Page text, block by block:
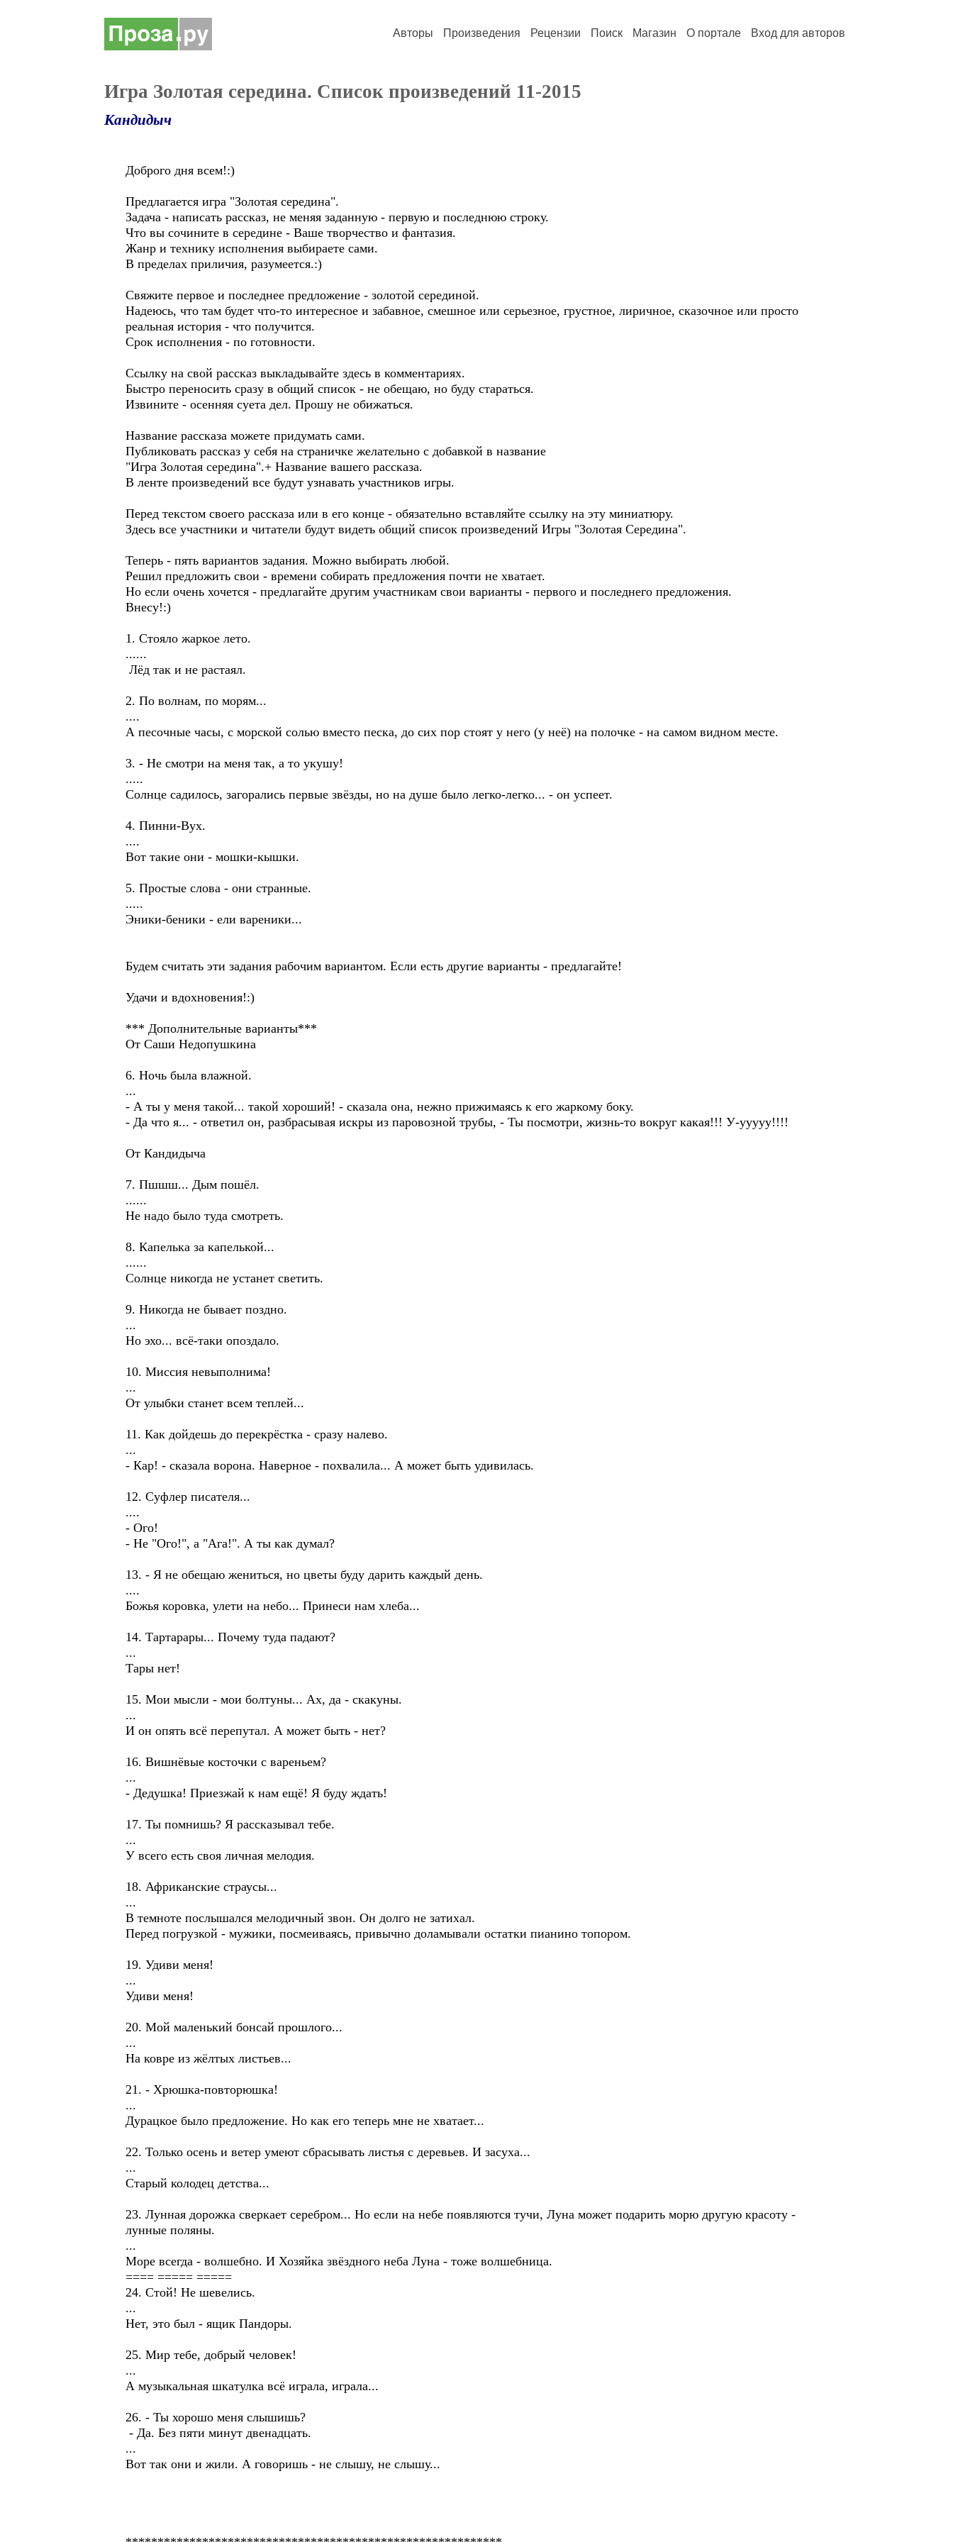
Авторы Произведения Рецензии Поиск Магазин О портале Вход для авторов
Игра Золотая середина. Список произведений 11-2015
Кандидыч
Доброго дня всем!:)
Предлагается игра "Золотая середина".
Задача - написать рассказ, не меняя заданную - первую и последнюю строку.
Что вы сочините в середине - Ваше творчество и фантазия.
Жанр и технику исполнения выбираете сами.
В пределах приличия, разумеется.:)
Свяжите первое и последнее предложение - золотой серединой.
Надеюсь, что там будет что-то интересное и забавное, смешное или серьезное, грустное, лиричное, сказочное или просто
реальная история - что получится.
Срок исполнения - по готовности.
Ссылку на свой рассказ выкладывайте здесь в комментариях.
Быстро переносить сразу в общий список - не обещаю, но буду стараться.
Извините - осенняя суета дел. Прошу не обижаться.
Название рассказа можете придумать сами.
Публиковать рассказ у себя на страничке желательно с добавкой в название
"Игра Золотая середина".+ Название вашего рассказа.
В ленте произведений все будут узнавать участников игры.
Перед текстом своего рассказа или в его конце - обязательно вставляйте ссылку на эту миниатюру.
Здесь все участники и читатели будут видеть общий список произведений Игры "Золотая Середина".
Теперь - пять вариантов задания. Можно выбирать любой.
Решил предложить свои - времени собирать предложения почти не хватает.
Но если очень хочется - предлагайте другим участникам свои варианты - первого и последнего предложения.
Внесу!:)
1. Стояло жаркое лето.
......
Лёд так и не растаял.
2. По волнам, по морям...
....
А песочные часы, с морской солью вместо песка, до сих пор стоят у него (у неё) на полочке - на самом видном месте.
3. - Не смотри на меня так, а то укушу!
.....
Солнце садилось, загорались первые звёзды, но на душе было легко-легко... - он успеет.
4. Пинни-Вух.
....
Вот такие они - мошки-кышки.
5. Простые слова - они странные.
.....
Эники-беники - ели вареники...
Будем считать эти задания рабочим вариантом. Если есть другие варианты - предлагайте!
Удачи и вдохновения!:)
*** Дополнительные варианты***
От Саши Недопушкина
6. Ночь была влажной.
...
- А ты у меня такой... такой хороший! - сказала она, нежно прижимаясь к его жаркому боку.
- Да что я... - ответил он, разбрасывая искры из паровозной трубы, - Ты посмотри, жизнь-то вокруг какая!!! У-ууууу!!!!
От Кандидыча
7. Пшшш... Дым пошёл.
......
Не надо было туда смотреть.
8. Капелька за капелькой...
......
Солнце никогда не устанет светить.
9. Никогда не бывает поздно.
...
Но эхо... всё-таки опоздало.
10. Миссия невыполнима!
...
От улыбки станет всем теплей...
11. Как дойдешь до перекрёстка - сразу налево.
...
- Кар! - сказала ворона. Наверное - похвалила... А может быть удивилась.
12. Суфлер писателя...
....
- Ого!
- Не "Ого!", а "Ага!". А ты как думал?
13. - Я не обещаю жениться, но цветы буду дарить каждый день.
....
Божья коровка, улети на небо... Принеси нам хлеба...
14. Тартарары... Почему туда падают?
...
Тары нет!
15. Мои мысли - мои болтуны... Ах, да - скакуны.
...
И он опять всё перепутал. А может быть - нет?
16. Вишнёвые косточки с вареньем?
...
- Дедушка! Приезжай к нам ещё! Я буду ждать!
17. Ты помнишь? Я рассказывал тебе.
...
У всего есть своя личная мелодия.
18. Африканские страусы...
...
В темноте послышался мелодичный звон. Он долго не затихал.
Перед погрузкой - мужики, посмеиваясь, привычно доламывали остатки пианино топором.
19. Удиви меня!
...
Удиви меня!
20. Мой маленький бонсай прошлого...
...
На ковре из жёлтых листьев...
21. - Хрюшка-повторюшка!
...
Дурацкое было предложение. Но как его теперь мне не хватает...
22. Только осень и ветер умеют сбрасывать листья с деревьев. И засуха...
...
Старый колодец детства...
23. Лунная дорожка сверкает серебром... Но если на небе появляются тучи, Луна может подарить морю другую красоту -
лунные поляны.
...
Море всегда - волшебно. И Хозяйка звёздного неба Луна - тоже волшебница.
==== ===== =====
24. Стой! Не шевелись.
...
Нет, это был - ящик Пандоры.
25. Мир тебе, добрый человек!
...
А музыкальная шкатулка всё играла, играла...
26. - Ты хорошо меня слышишь?
- Да. Без пяти минут двенадцать.
...
Вот так они и жили. А говоришь - не слышу, не слышу...